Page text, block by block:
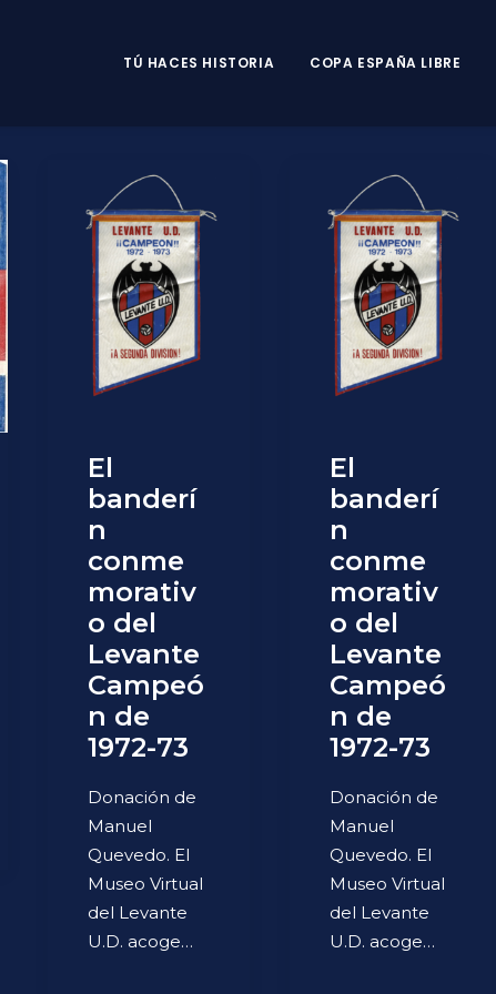
TÚ HACES HISTORIA COPA ESPAÑA LIBRE
El
banderí
n
conme
morativ
o del
Levante
Campeó
n de
1972-73
Donación de
Manuel
Quevedo. El
Museo Virtual
del Levante
U.D. acoge…
El
banderí
n
conme
morativ
o del
Levante
Campeó
n de
1972-73
Donación de
Manuel
Quevedo. El
Museo Virtual
del Levante
U.D. acoge…